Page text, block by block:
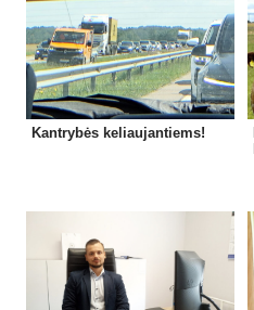
Kantrybės keliaujantiems!